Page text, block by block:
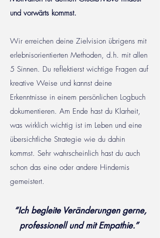
und vorwärts kommst.
Wir erreichen deine Zielvision übrigens mit
erlebnisorientierten Methoden, d.h. mit allen
5 Sinnen. Du reflektierst wichtige Fragen auf
kreative Weise und kannst deine
Erkenntnisse in einem persönlichen Logbuch
dokumentieren. Am Ende hast du Klarheit,
was wirklich wichtig ist im Leben und eine
übersichtliche Strategie wie du dahin
kommst. Sehr wahrscheinlich hast du auch
schon das eine oder andere Hindernis
gemeistert.
“Ich begleite Veränderungen gerne,
professionell und mit Empathie.”